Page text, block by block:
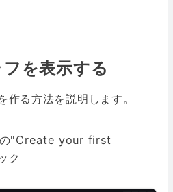
を表示する
作る方法を説明します。
の"Create your first
ク